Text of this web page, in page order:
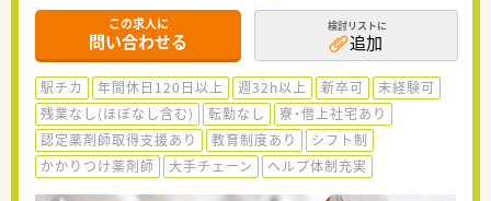
この求人に
問い合わせる
検討リストに
追加
駅チカ 年間休日120日以上 週32h以上 新卒可
未経験可
残業なし(ほぼなし含む)
転勤なし
寮・借上社宅あり
認定薬剤師取得支援あり
教育制度あり
シフト制
かかりつけ薬剤師
大手チェーン ヘルプ体制充実